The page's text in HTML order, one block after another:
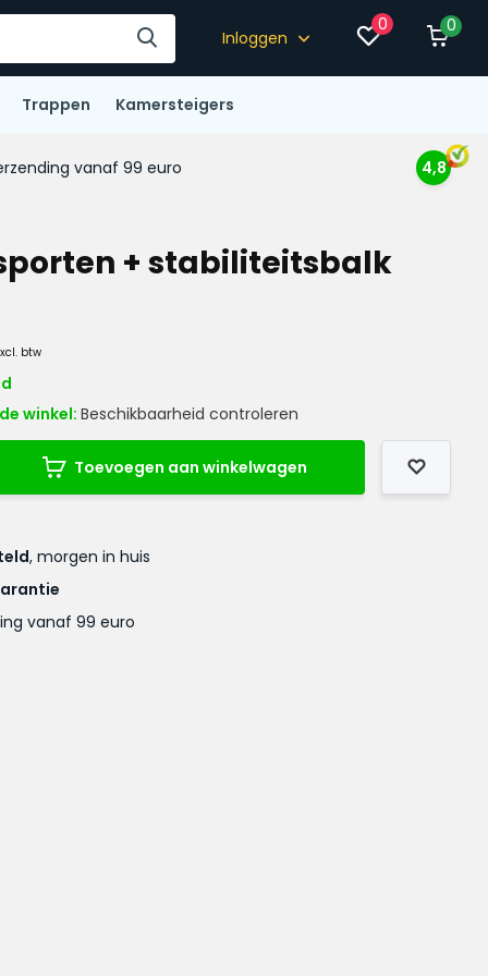
Inloggen
0 0
Trappen Kamersteigers
vanaf 99 euro 4,8
+ stabiliteitsbalk
btw
winkel:Beschikbaarheid controleren
Toevoegen aan winkelwagen
, morgen in huis
vanaf 99 euro